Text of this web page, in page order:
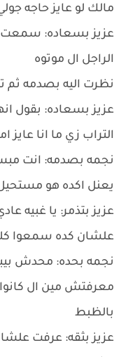
مالك لو عايز حاجه
عزيز بسعاده: سمعت
الراجل ال موتوه
نظرت اليه بصدمه ثم
عزيز بسعاده: بقول
التراب زي ما انا
نجمه بصدمه: انت
يعنل اكده هو
عزيز بتذمر: يا غبيه
علشان كده سمعوا
نجمه بحده: محدش
معرفتش مين ال كانوا
بالظبط
عزيز بثقه: عرفت